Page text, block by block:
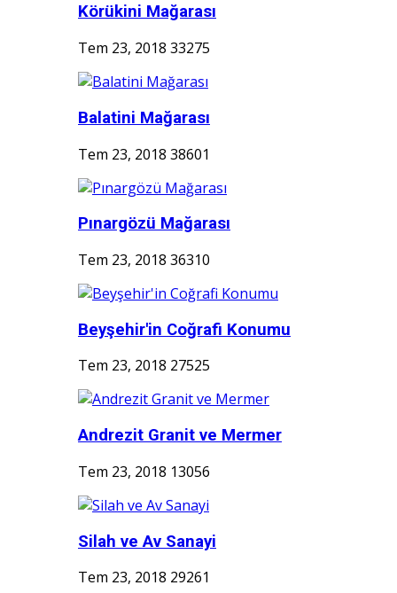
Körükini Mağarası
Tem 23, 2018 33275
Balatini Mağarası
Tem 23, 2018 38601
Pınargözü Mağarası
Tem 23, 2018 36310
Beyşehir'in Coğrafi Konumu
Tem 23, 2018 27525
Andrezit Granit ve Mermer
Tem 23, 2018 13056
Silah ve Av Sanayi
Tem 23, 2018 29261